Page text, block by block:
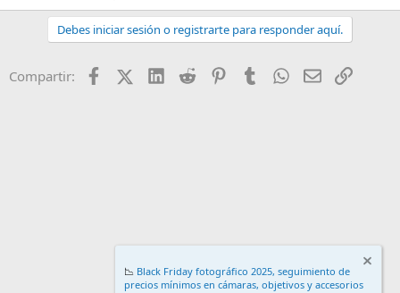
Debes iniciar sesión o registrarte para responder aquí.
Compartir: FacebookX (Twitter)
LinkedIn
Reddit PinterestTumblr WhatsApp
EmailEnlace
📉 Black Friday fotográfico 2025, seguimiento de
precios mínimos en cámaras, objetivos y accesorios